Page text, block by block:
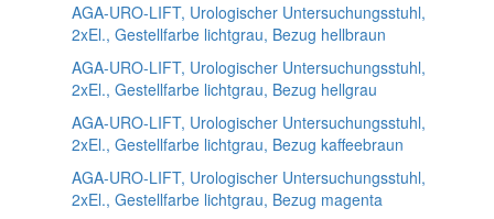
AGA-URO-LIFT, Urologischer Untersuchungsstuhl,
2xEl., Gestellfarbe lichtgrau, Bezug hellbraun
AGA-URO-LIFT, Urologischer Untersuchungsstuhl,
2xEl., Gestellfarbe lichtgrau, Bezug hellgrau
AGA-URO-LIFT, Urologischer Untersuchungsstuhl,
2xEl., Gestellfarbe lichtgrau, Bezug kaffeebraun
AGA-URO-LIFT, Urologischer Untersuchungsstuhl,
2xEl., Gestellfarbe lichtgrau, Bezug magenta